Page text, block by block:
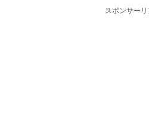
スポンサーリ